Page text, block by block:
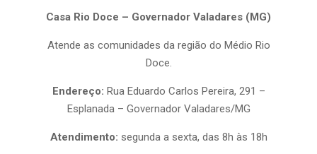
Casa Rio Doce – Governador Valadares (MG)
Atende as comunidades da região do Médio Rio
Doce.
Endereço: Rua Eduardo Carlos Pereira, 291 –
Esplanada – Governador Valadares/MG
Atendimento: segunda a sexta, das 8h às 18h